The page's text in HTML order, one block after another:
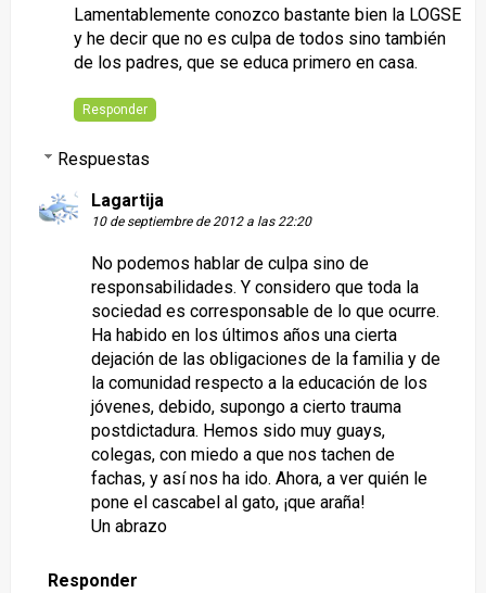
Lamentablemente conozco bastante bien la LOGSE
y he decir que no es culpa de todos sino también
de los padres, que se educa primero en casa.
Responder
Respuestas
Lagartija
10 de septiembre de 2012 a las 22:20
No podemos hablar de culpa sino de
responsabilidades. Y considero que toda la
sociedad es corresponsable de lo que ocurre.
Ha habido en los últimos años una cierta
dejación de las obligaciones de la familia y de
la comunidad respecto a la educación de los
jóvenes, debido, supongo a cierto trauma
postdictadura. Hemos sido muy guays,
colegas, con miedo a que nos tachen de
fachas, y así nos ha ido. Ahora, a ver quién le
pone el cascabel al gato, ¡que araña!
Un abrazo
Responder